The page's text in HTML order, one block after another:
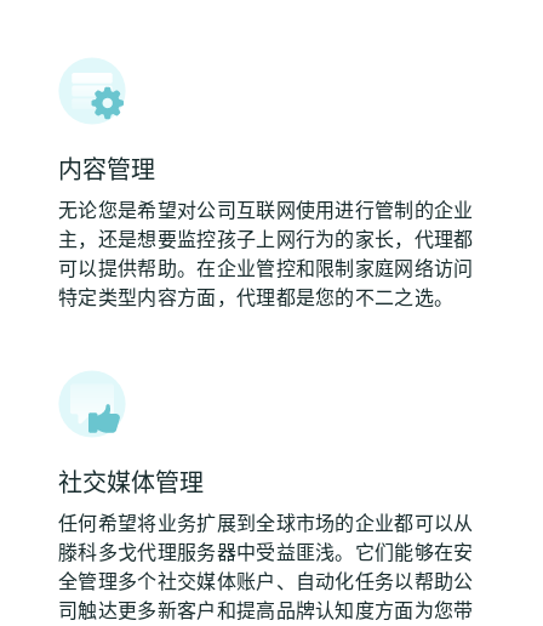
内容管理
无论您是希望对公司互联网使用进行管制的企业
主，还是想要监控孩子上网行为的家长，代理都
可以提供帮助。在企业管控和限制家庭网络访问
特定类型内容方面，代理都是您的不二之选。
社交媒体管理
任何希望将业务扩展到全球市场的企业都可以从
滕科多戈代理服务器中受益匪浅。它们能够在安
全管理多个社交媒体账户、自动化任务以帮助公
司触达更多新客户和提高品牌认知度方面为您带